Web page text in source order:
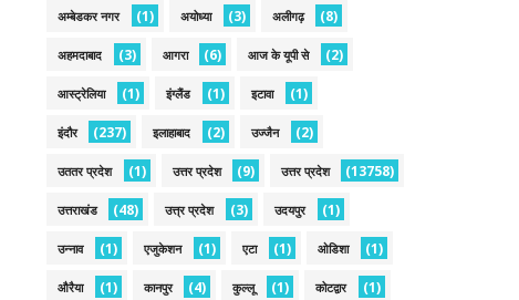
अम्बेडकर नगर (1) अयोध्या (3) अलीगढ़ (8)
अहमदाबाद (3) आगरा (6) आज के यूपी से (2)
आस्ट्रेलिया (1) इंग्लैंड (1) इटावा (1)
इंदौर (237) इलाहाबाद (2) उज्जैन (2)
उततर प्रदेश (1) उत्तर प्रदेश (9) उत्तर प्रदेश (13758)
उत्तराखंड (48) उत्त्र प्रदेश (3) उदयपुर (1)
उन्नाव (1) एजुकेशन (1) एटा (1) ओडिशा (1)
औरैया (1) कानपुर (4) कुल्लू (1) कोटद्वार (1)